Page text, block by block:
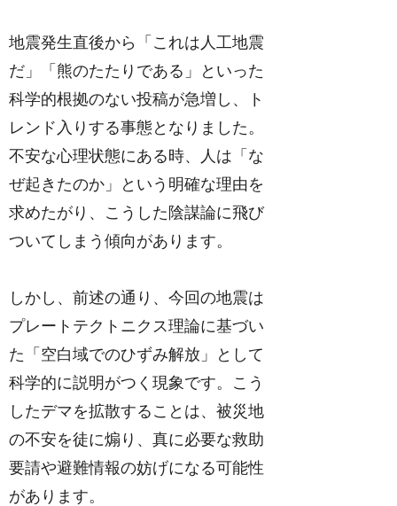
地震発生直後から「これは人工地震
だ」「熊のたたりである」といった
科学的根拠のない投稿が急増し、ト
レンド入りする事態となりました。
不安な心理状態にある時、人は「な
ぜ起きたのか」という明確な理由を
求めたがり、こうした陰謀論に飛び
ついてしまう傾向があります。
しかし、前述の通り、今回の地震は
プレートテクトニクス理論に基づい
た「空白域でのひずみ解放」として
科学的に説明がつく現象です。こう
したデマを拡散することは、被災地
の不安を徒に煽り、真に必要な救助
要請や避難情報の妨げになる可能性
があります。